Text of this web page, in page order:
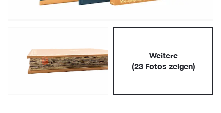
Weitere
(23Fotos zeigen)